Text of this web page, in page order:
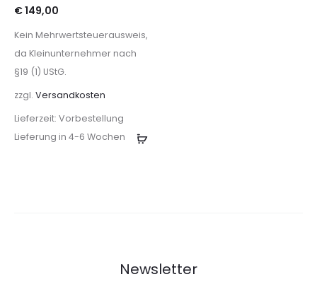
Ausführung
€149,00
Kein Mehrwertsteuerausweis,
da Kleinunternehmer nach
§19 (1) UStG.
zzgl. Versandkosten
Lieferzeit: Vorbestellung
Lieferung in 4-6 Wochen
Newsletter